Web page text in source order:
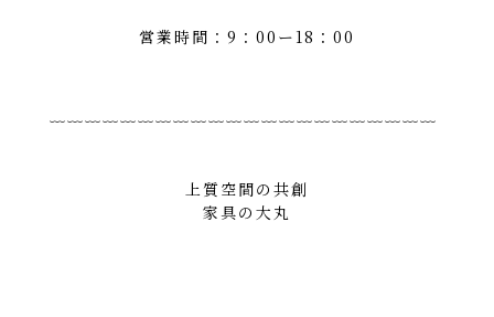
営業時間：9：00ー18：00
上質空間の共創
家具の大丸